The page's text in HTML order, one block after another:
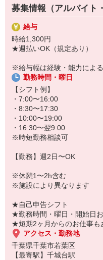
安心して仕事を進められる
・医療器具の洗浄や消毒
・シーツ交換やベッドメイキ
・伝票や診療材料等の補充、整
・診療補助
・メッセンジャー業務
など
★無資格・未経験OK！未経験
★病院、クリニック内は冷暖
すよ！
あなたのスキルに合わせて少
20代・30代・40代・50代・60
中！
「近くの病院で働きたい」
「資格はないけど医療業界の
「すぐに働けるところはない
そんな方もぜひ！お気軽にご
募集情報（アルバイト
給与
時給1,300円
★週払いOK（規定あり）
※給与幅は経験・能力による
勤務時間・曜日
【シフト例】
・7:00〜16:00
・8:30〜17:30
・10:00〜19:00
・16:30〜翌9:00
※時短勤務相談可
【勤務】週2日〜OK
※休憩1〜2h含む
※施設により異なります
★自己申告シフト
★勤務時間・曜日・開始日
★短期2ヶ月からのお仕事も
アクセス・勤務地
千葉県千葉市若葉区
【最寄駅】千城台駅